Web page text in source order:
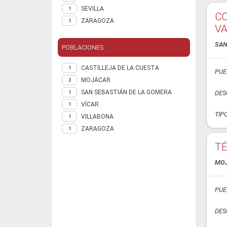
1 SEVILLA
1 ZARAGOZA
POBLACIONES
1 CASTILLEJA DE LA CUESTA
2 MOJÁCAR
1 SAN SEBASTIÁN DE LA GOMERA
1 VÍCAR
1 VILLABONA
1 ZARAGOZA